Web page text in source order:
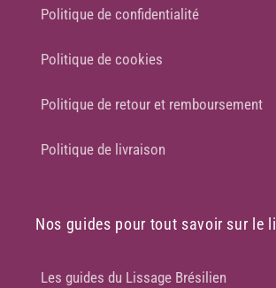
Politique de confidentialité
Politique de cookies
Politique de retour et remboursement
Politique de livraison
Nos guides pour tout savoir sur le
Les guides du Lissage Brésilien